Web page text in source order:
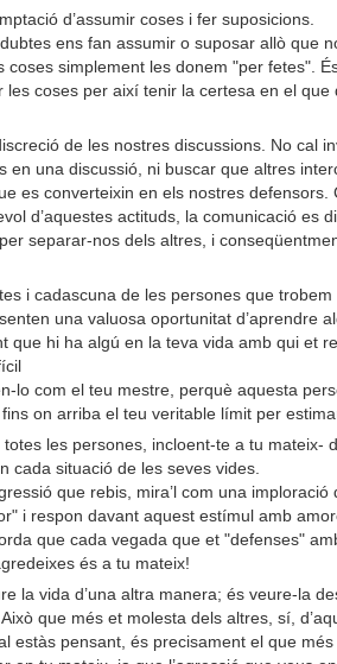
d’assumir coses i fer suposicions.
ens fan assumir o suposar allò que
coses simplement les donem "per fetes".
les coses per així tenir la certesa en el que
de les nostres discussions. No cal
en una discussió, ni buscar que altres
es converteixin en els nostres defensors.
d’aquestes actituds, la comunicació es
separar-nos dels altres, i
i cadascuna de les persones que trobem
una valuosa oportunitat d’aprendre
que hi ha algú en la teva vida amb qui et
lo com el teu mestre, perquè aquesta
on arriba el teu veritable límit per
les persones, incloent-te a tu mateix-
cada situació de les seves vides.
que rebis, mira’l com una imploració
i respon davant aquest estímul amb
que cada vegada que et "defenses"
és a tu mateix!
la vida d’una altra manera; és veure-la
que més et molesta dels altres, sí,
estàs pensant, és precisament el que més